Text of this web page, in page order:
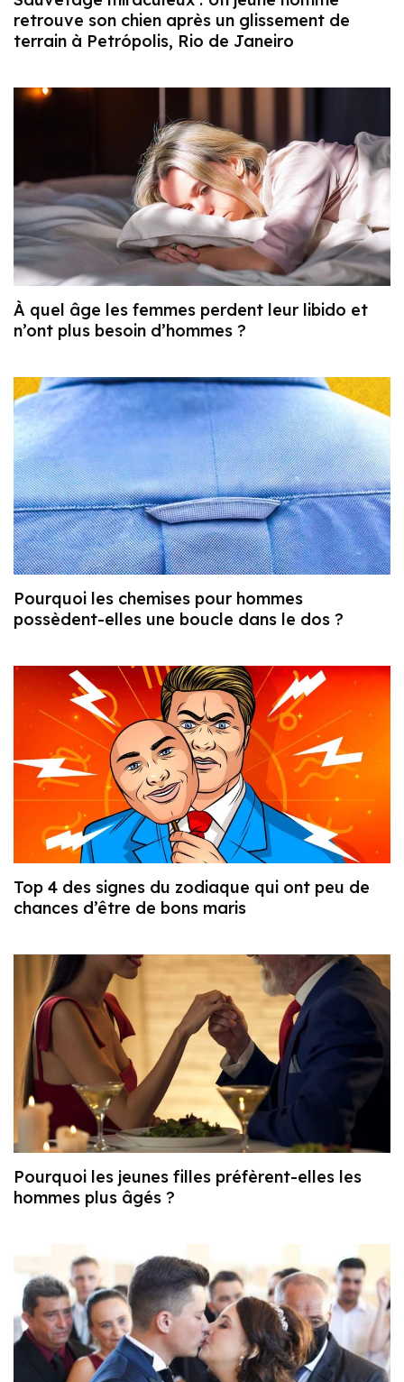
retrouve son chien après un glissement de
terrain à Petrópolis, Rio de Janeiro
À quel âge les femmes perdent leur libido et
n’ont plus besoin d’hommes ?
Pourquoi les chemises pour hommes
possèdent-elles une boucle dans le dos ?
Top 4 des signes du zodiaque qui ont peu de
chances d’être de bons maris
Pourquoi les jeunes filles préfèrent-elles les
hommes plus âgés ?